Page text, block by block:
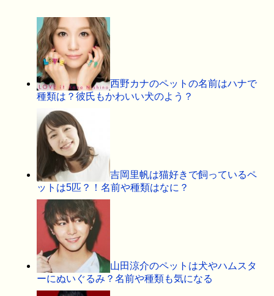
西野カナのペットの名前はハナで
種類は？彼氏もかわいい犬のよう？
吉岡里帆は猫好きで飼っているペ
ットは5匹？！名前や種類はなに？
山田涼介のペットは犬やハムスタ
ーにぬいぐるみ？名前や種類も気になる